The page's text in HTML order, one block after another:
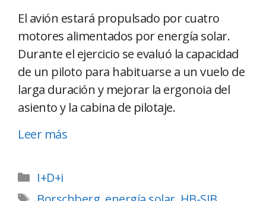
El avión estará propulsado por cuatro
motores alimentados por energía solar.
Durante el ejercicio se evaluó la capacidad
de un piloto para habituarse a un vuelo de
larga duración y mejorar la ergonoia del
asiento y la cabina de pilotaje.
Leer más
I+D+i